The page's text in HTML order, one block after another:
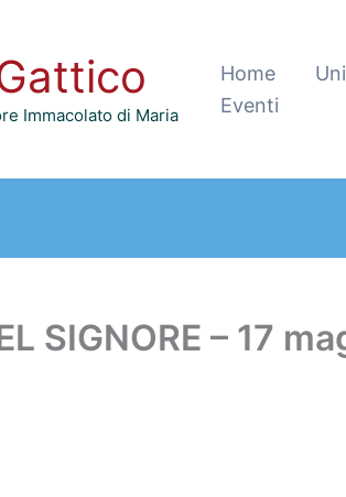
Immacolato di Maria
Home
Eventi
SIGNORE – 17